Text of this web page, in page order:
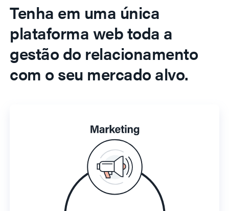
Tenha em uma única
plataforma web toda a
gestão do relacionamento
com o seu mercado alvo.